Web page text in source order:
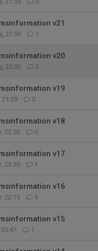
v21
22:50 1
v20
22:00 2
v19
21:29 0
v18
22:53 0
v17
23:30 1
v16
22:15 5
v15
20:47 1